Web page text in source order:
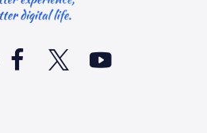
  